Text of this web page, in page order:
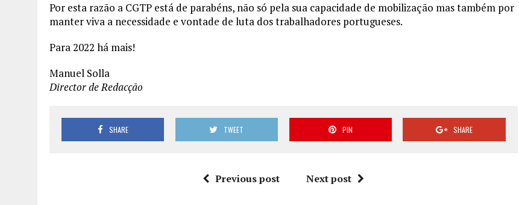
Por esta razão a CGTP está de parabéns, não só pela sua capacidade de mobilização mas também por
manter viva a necessidade e vontade de luta dos trabalhadores portugueses.
Para 2022 há mais!
Manuel Solla
Director de Redacção
SHARE TWEET PIN SHARE
Previous post Next post